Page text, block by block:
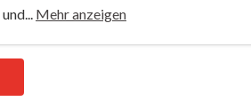
Mehr anzeigen